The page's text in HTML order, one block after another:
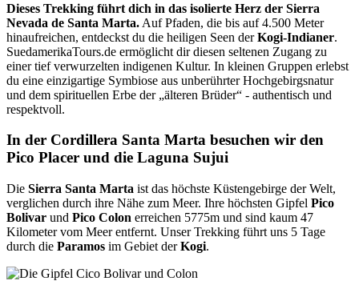
Dieses Trekking führt dich in das isolierte Herz der Sierra
Nevada de Santa Marta. Auf Pfaden, die bis auf 4.500 Meter
hinaufreichen, entdeckst du die heiligen Seen derKogi-Indianer.
SuedamerikaTours.de ermöglicht dir diesen seltenen Zugang zu
einer tief verwurzelten indigenen Kultur. In kleinen Gruppen erlebst
du eine einzigartige Symbiose aus unberührter Hochgebirgsnatur
und dem spirituellen Erbe der „älteren Brüder“ - authentisch und
respektvoll.
In der Cordillera Santa Marta besuchen wir den
Pico Placer und die Laguna Sujui
Die Sierra Santa Marta ist das höchste Küstengebirge der Welt,
verglichen durch ihre Nähe zum Meer. Ihre höchsten Gipfel Pico
Bolivar und Pico Colon erreichen 5775m und sind kaum 47
Kilometer vom Meer entfernt. Unser Trekking führt uns 5 Tage
durch die Paramos im Gebiet derKogi.